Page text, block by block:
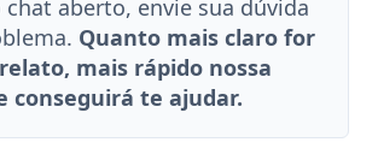
chat aberto, envie sua dúvida
Quanto mais claro for
mais rápido nossa
conseguirá te ajudar.